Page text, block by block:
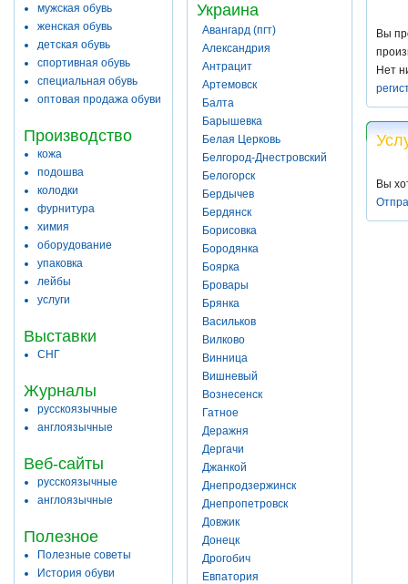
мужская обувь
женская обувь
детская обувь
спортивная обувь
специальная обувь
оптовая продажа обуви
Производство
кожа
подошва
колодки
фурнитура
химия
оборудование
упаковка
лейбы
услуги
Выставки
СНГ
Журналы
русскоязычные
англоязычные
Веб-сайты
русскоязычные
англоязычные
Полезное
Полезные советы
История обуви
Украина
Авангард (пгт)
Александрия
Антрацит
Артемовск
Балта
Барышевка
Белая Церковь
Белгород-Днестровский
Белогорск
Бердычев
Бердянск
Борисовка
Бородянка
Боярка
Бровары
Брянка
Васильков
Вилково
Винница
Вишневый
Вознесенск
Гатное
Деражня
Дергачи
Джанкой
Днепродзержинск
Днепропетровск
Довжик
Донецк
Дрогобич
Евпатория
Вы
Нет
Вы